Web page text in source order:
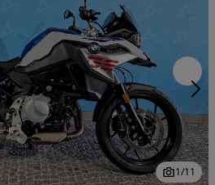
1/11